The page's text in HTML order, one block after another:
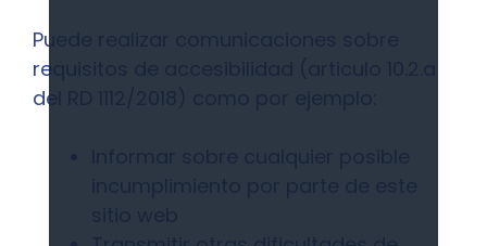
Puede realizar comunicaciones sobre
requisitos de accesibilidad (articulo 10.2.a
del RD 1112/2018) como por ejemplo: